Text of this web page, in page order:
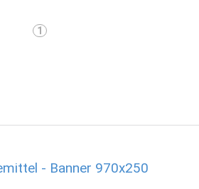
1
- Banner 970x250